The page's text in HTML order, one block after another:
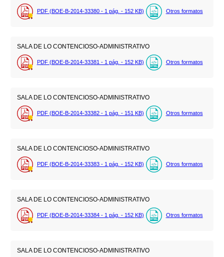
PDF (BOE-B-2014-33380 - 1 pág. - 152 KB) Otros formatos
SALA DE LO CONTENCIOSO-ADMINISTRATIVO
PDF (BOE-B-2014-33381 - 1 pág. - 152 KB) Otros formatos
SALA DE LO CONTENCIOSO-ADMINISTRATIVO
PDF (BOE-B-2014-33382 - 1 pág. - 151 KB) Otros formatos
SALA DE LO CONTENCIOSO-ADMINISTRATIVO
PDF (BOE-B-2014-33383 - 1 pág. - 152 KB) Otros formatos
SALA DE LO CONTENCIOSO-ADMINISTRATIVO
PDF (BOE-B-2014-33384 - 1 pág. - 152 KB) Otros formatos
SALA DE LO CONTENCIOSO-ADMINISTRATIVO